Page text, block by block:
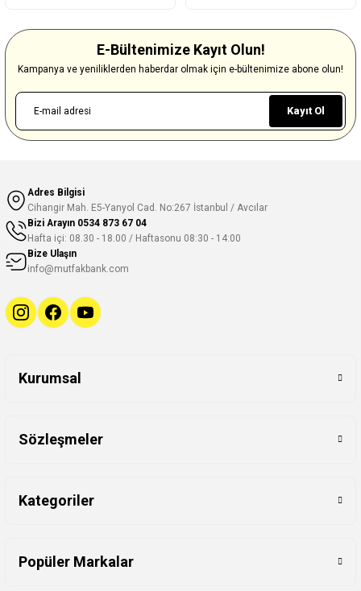
E-Bültenimize Kayıt Olun!
Kampanya ve yeniliklerden haberdar olmak için e-bültenimize abone olun!
Kayıt Ol
Adres Bilgisi
Cihangir Mah. E5-Yanyol Cad. No:267 İstanbul / Avcılar
Bizi Arayın 0534 873 67 04
Hafta içi: 08.30 - 18.00 / Haftasonu 08:30 - 14:00
Bize Ulaşın
info@mutfakbank.com
Kurumsal
Sözleşmeler
Kategoriler
Popüler Markalar